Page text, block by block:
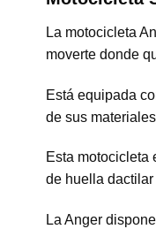
La motocicleta
moverte donde
Está equipada
de sus
Esta motocicleta
de huella
La Anger